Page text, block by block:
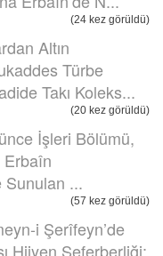
(24 kez görüldü)
Altın
Türbe
Takı Koleks...
(20 kez görüldü)
İşleri Bölümü,
Erbaîn
Sunulan ...
(57 kez görüldü)
i Şerîfeyn’de
Hijyen Seferberliği: